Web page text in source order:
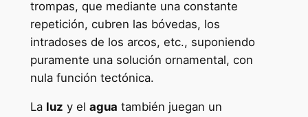
trompas, que mediante una constante
repetición, cubren las bóvedas, los
intradoses de los arcos, etc., suponiendo
puramente una solución ornamental, con
nula función tectónica.
La luz y el agua también juegan un